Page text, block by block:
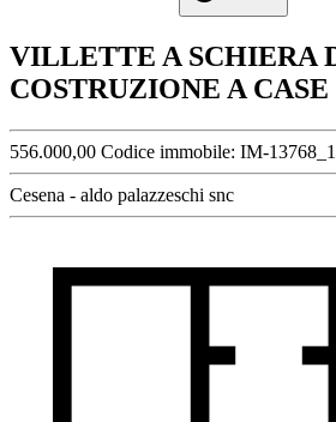
VILLETTE A SCHIERA
COSTRUZIONE A
556.000,00 Codice immobile: IM-
Cesena - aldo palazzeschi snc